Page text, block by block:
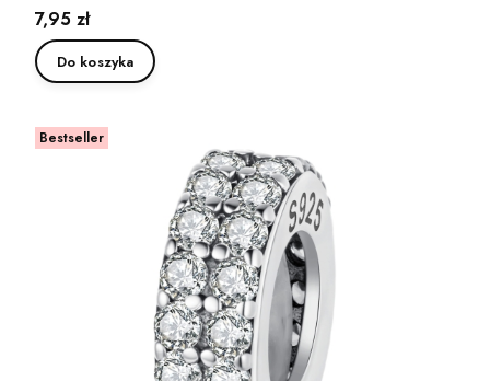
Cena
7,95 zł
Do koszyka
Bestseller